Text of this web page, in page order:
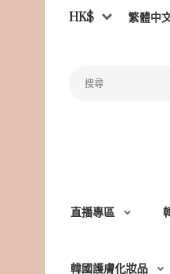
HK$ 繁體中
直播專區
韓國護膚化妝品